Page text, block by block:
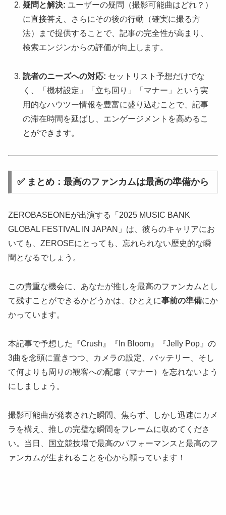
疑問と解決: ユーザーの疑問（撮影可能曲はどれ？）
に直接答え、さらにその後の行動（確実に撮る方
法）まで提供することで、記事の完全性が高まり、
検索エンジンからの評価が向上します。
読者のニーズへの対応: セットリスト予想だけでな
く、「機材設定」「立ち回り」「マナー」という実
用的なハウツー情報を豊富に盛り込むことで、記事
の滞在時間を延ばし、エンゲージメントを高めるこ
とができます。
✅ まとめ：最高のファンカムは最高の準備から
ZEROBASEONEが出演する「2025 MUSIC BANK
GLOBAL FESTIVAL IN JAPAN」は、彼らのキャリアにお
いても、ZEROSEにとっても、忘れられない歴史的な瞬
間となるでしょう。
この貴重な機会に、あなたが推しを最高のファンカムとし
て残すことができるかどうかは、ひとえに事前の準備にか
かっています。
本記事で予想した『Crush』『In Bloom』『Jelly Pop』の
3曲を念頭に置きつつ、カメラの設定、バッテリー、そし
て何よりも周りの観客への配慮（マナー）を忘れないよう
にしましょう。
撮影可能曲が発表された瞬間、焦らず、しかし迅速にカメ
ラを構え、推しの完璧な瞬間をフレームに収めてくださ
い。当日、国立競技場で最高のパフォーマンスと最高のフ
ァンカムが生まれることを心から願っています！